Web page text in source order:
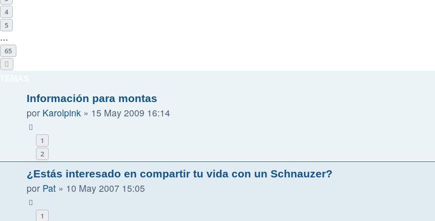
4
5
…
65
Información para montas
por Karolpink » 15 May 2009 16:14
1
2
¿Estás interesado en compartir tu vida con un Schnauzer?
por Pat » 10 May 2007 15:05
1